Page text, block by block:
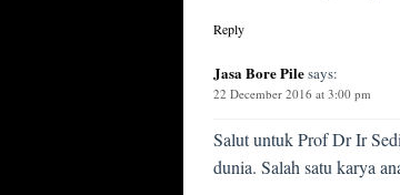
Reply
Jasa Bore Pilesays:
22 December 2016 at 3:00 pm
Salut untuk Prof Dr Ir
dunia. Salah satu karya